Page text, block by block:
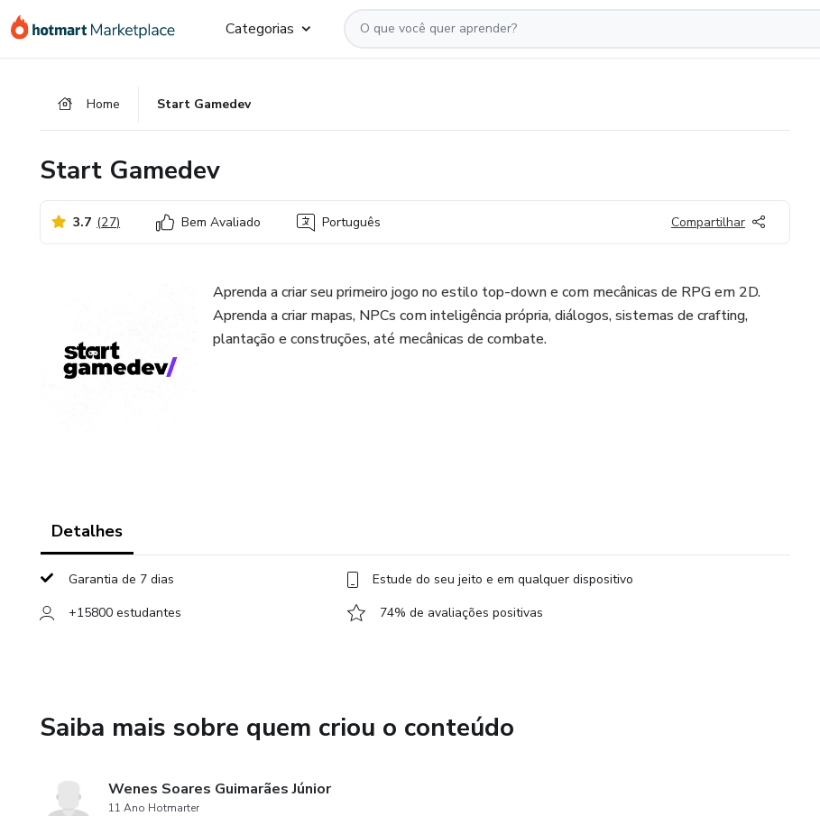
para
para
para
Categorias
Home Start Gamedev
Start Gamedev
3.7 (27) Bem Avaliado Português Compartilhar
Aprenda a criar seu primeiro jogo no estilo top-down e com mecânicas de RPG em 2D.
Aprenda a criar mapas, NPCs com inteligência própria, diálogos, sistemas de crafting,
plantação e construções, até mecânicas de combate.
Detalhes
Garantia de 7 dias
Estude do seu jeito e em qualquer dispositivo
+15800 estudantes
74% de avaliações positivas
Saiba mais sobre quem criou o conteúdo
Wenes Soares Guimarães Júnior
11 Ano Hotmarter